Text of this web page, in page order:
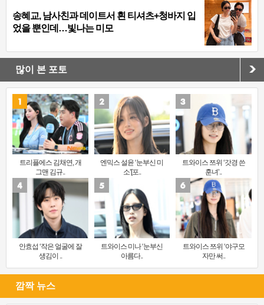
송혜교, 남사친과 데이트서 흰 티셔츠+청바지 입
었을 뿐인데…빛나는 미모
많이 본 포토
트리플에스 김채연, 개
그맨 김규..
엔믹스 설윤 ‘눈부신 미
소’[포..
트와이스 쯔위 ‘갓경 쓴
훈녀’..
안효섭 ‘작은 얼굴에 잘
생김이 ..
트와이스 미나 ‘눈부신
아름다..
트와이스 쯔위 ‘야구모
자만 써..
깜짝 뉴스